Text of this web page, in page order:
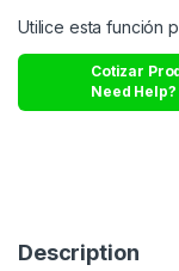
Utilice esta función
Cotizar
Need
Description